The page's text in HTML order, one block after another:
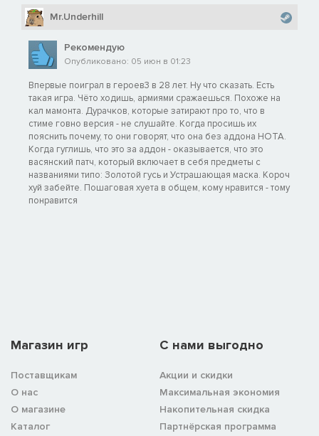
Mr.Underhill
Рекомендую
Опубликовано: 05 июн в 01:23
Впервые поиграл в героев3 в 28 лет. Ну что сказать. Есть
такая игра. Чёто ходишь, армиями сражаешься. Похоже на
кал мамонта. Дурачков, которые затирают про то, что в
стиме говно версия - не слушайте. Когда просишь их
пояснить почему, то они говорят, что она без аддона HOTA.
Когда гуглишь, что это за аддон - оказывается, что это
васянский патч, который включает в себя предметы с
названиями типо: Золотой гусь и Устрашающая маска. Короч
хуй забейте. Пошаговая хуета в общем, кому нравится - тому
понравится
Магазин игр
Поставщикам
О нас
О магазине
Каталог
C нами выгодно
Акции и скидки
Максимальная экономия
Накопительная скидка
Партнёрская программа